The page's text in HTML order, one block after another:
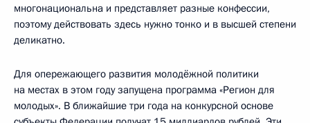
многонациональна и представляет разные конфессии,
поэтому действовать здесь нужно тонко и в высшей степени
деликатно.
Для опережающего развития молодёжной политики
на местах в этом году запущена программа «Регион для
молодых». В ближайшие три года на конкурсной основе